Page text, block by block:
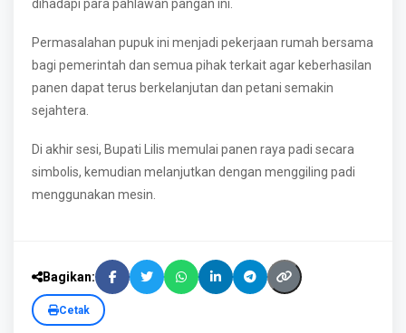
dihadapi para pahlawan pangan ini.
Permasalahan pupuk ini menjadi pekerjaan rumah bersama
bagi pemerintah dan semua pihak terkait agar keberhasilan
panen dapat terus berkelanjutan dan petani semakin
sejahtera.
Di akhir sesi, Bupati Lilis memulai panen raya padi secara
simbolis, kemudian melanjutkan dengan menggiling padi
menggunakan mesin.
Bagikan:
Cetak